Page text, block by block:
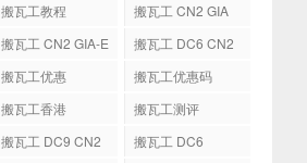
搬瓦工教程
搬瓦工 CN2 GIA
搬瓦工 CN2 GIA-E
搬瓦工 DC6 CN2
搬瓦工优惠
搬瓦工优惠码
搬瓦工香港
搬瓦工测评
搬瓦工 DC9 CN2
搬瓦工 DC6